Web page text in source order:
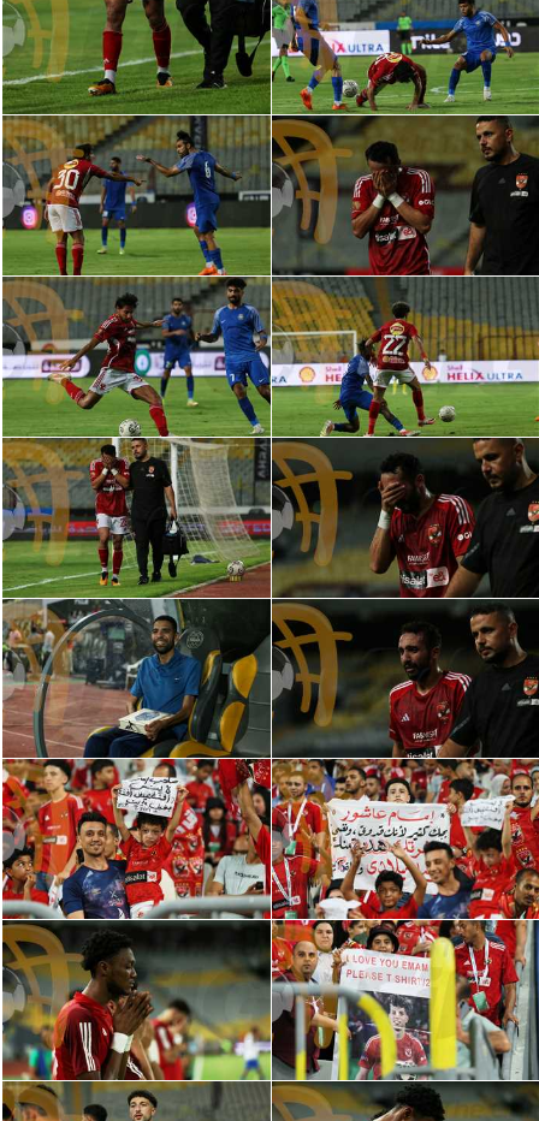
الدوري المصري
الكرة الأوروبية
الكرة الإفريقية
منتخب مصر
سعودي في الجول
الدوري الإنجليزي
الدوري الإسباني
دوري أبطال أوروبا
القسم الثاني
رياضات أخرى
أمم إفريقيا
كرة السلة الأمريكية
كرة سلة
كرة يد
كرة طائرة
الوطن العربي
في المونديال
رياضة نسائية
آسيا
أمريكا
ركن الألعاب
أقسام خاصة
Gamers